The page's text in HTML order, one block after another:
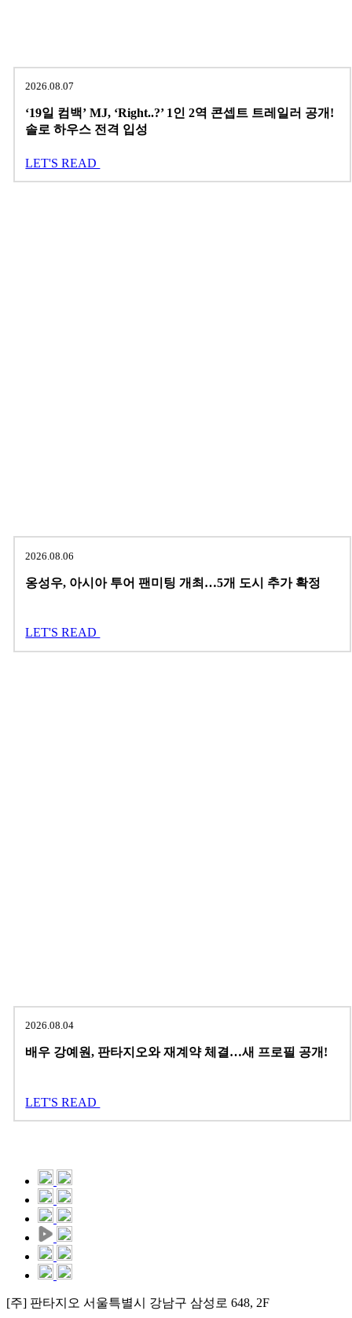
2026.08.07
‘19일 컴백’ MJ, ‘Right..?’ 1인 2역 콘셉트 트레일러 공개!
솔로 하우스 전격 입성
LET'S READ
2026.08.06
옹성우, 아시아 투어 팬미팅 개최…5개 도시 추가 확정
LET'S READ
2026.08.04
배우 강예원, 판타지오와 재계약 체결…새 프로필 공개!
LET'S READ
[주] 판타지오 서울특별시 강남구 삼성로 648, 2F